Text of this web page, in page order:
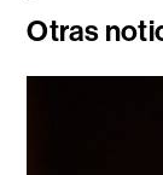
Otras